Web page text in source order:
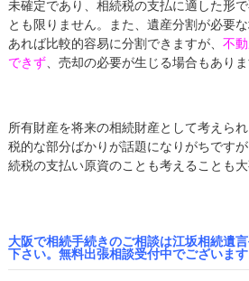
未確定であり、相続税の支払に適した形
とも限りません。また、遺産分割が必要
あれば比較的容易に分割できますが、 不
できず、売却の必要が生じる場合もありま
所有財産を将来の相続財産として考えら
税的な部分ばかりが話題になりがちです
続税の支払い原資のことも考えることも大
大阪で相続手続きのご相談は江坂相続遺
下さい。無料出張相談受付中でございます